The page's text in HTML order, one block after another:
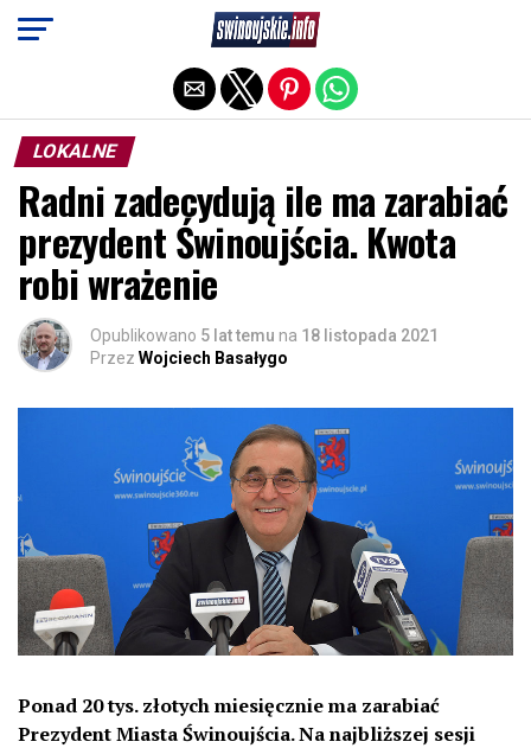
LOKALNE
Radni zadecydują ile ma zarabiać
prezydent Świnoujścia. Kwota
robi wrażenie
Opublikowano 5 lat temu na 18 listopada 2021
Przez Wojciech Basałygo
Ponad 20 tys. złotych miesięcznie ma zarabiać
Prezydent Miasta Świnoujścia. Na najbliższej sesji
Exit mobile version